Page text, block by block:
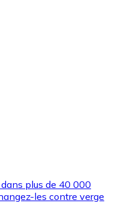
de vos marques
plus de 40 000
les contre verge